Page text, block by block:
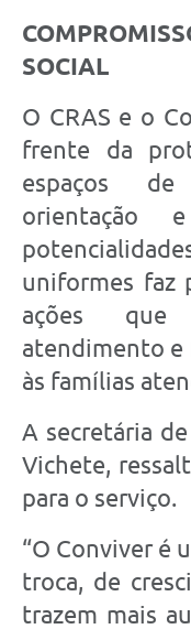
SOCIAL
O CRAS e o
frente da
espaços de
orientação
uniformes faz
ações
atendimento e
às famílias
A secretária
Vichete,
para o serviço.
“O Conviver é
troca, de
trazem mais